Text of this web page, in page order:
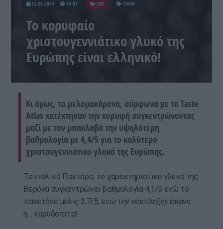
12-26-2024 15:01 LIFE ΓΛΥΚΑ
Το κορυφαίο
χριστουγεννιάτικο γλυκό της
Ευρώπης είναι ελληνικό!
Κι όμως, τα μελομακάρονα, σύμφωνα με το Taste
Atlas κατέκτησαν την κορυφή συγκεντρώνοντας
μαζί με τον μπακλαβά την υψηλότερη
βαθμολογία με 4,4/5 για το καλύτερο
χριστουγεννιάτικο γλυκό της Ευρώπης.
Το ιταλικό Παντόρο, το χαρακτηριστικό γλυκό της
Βερόνα συγκεντρώνει βαθμολογία 4,1/5 ενώ το
πανετόνε μόλις 3,7/5, ενώ την «έκπληξη» έκανε
η… καρυδόπιτα!